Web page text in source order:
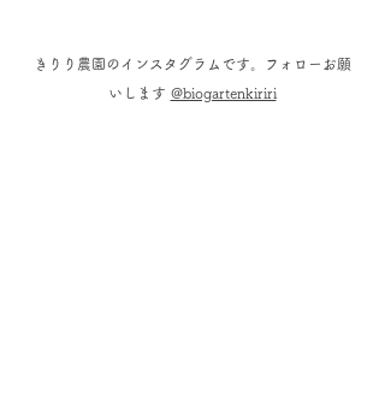
きりり農園のインスタグラムです。フォローお願
いします @biogartenkiriri